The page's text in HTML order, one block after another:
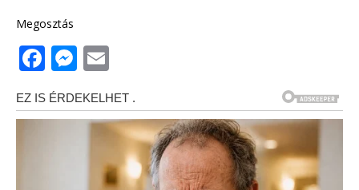
Megosztás
F
a
c
M
ss
e
ai
l